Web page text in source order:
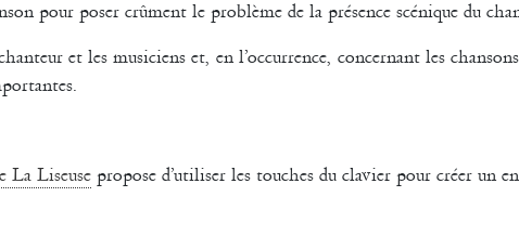
pour poser crûment le problème de la présence scénique du
et les musiciens et, en l’occurrence, concernant les chansons
La Liseuse propose d’utiliser les touches du clavier pour créer un